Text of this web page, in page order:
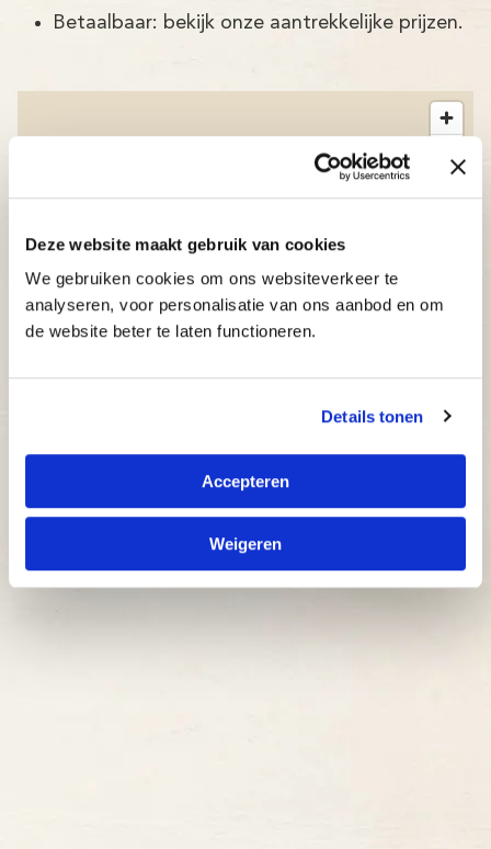
Deze website maakt gebruik van cookies
We gebruiken cookies om ons websiteverkeer te
analyseren, voor personalisatie van ons aanbod en om
de website beter te laten functioneren.
Details tonen
Accepteren
Weigeren
Betaalbaar: bekijk onze aantrekkelijke prijzen.